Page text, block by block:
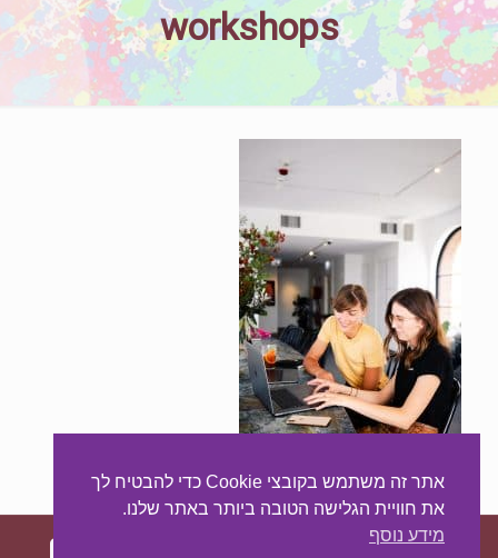
workshops
אתר זה משתמש בקובצי Cookie כדי להבטיח לך
את חוויית הגלישה הטובה ביותר באתר שלנו.
מידע נוסף